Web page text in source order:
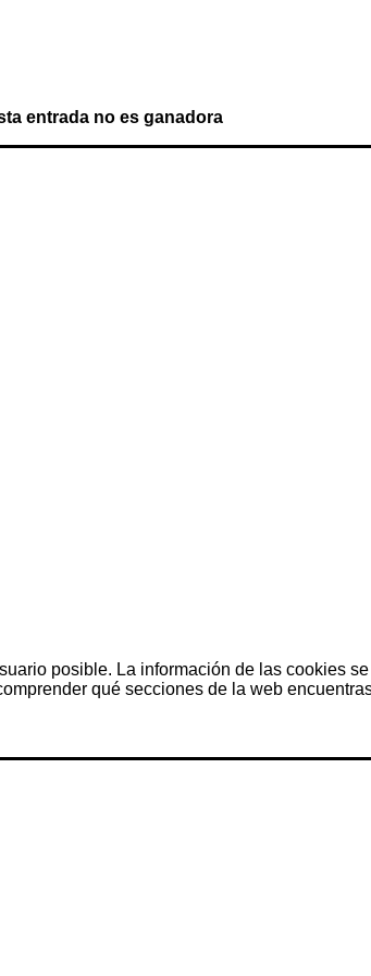
entrada no es ganadora
posible. La información de las cookies
qué secciones de la web